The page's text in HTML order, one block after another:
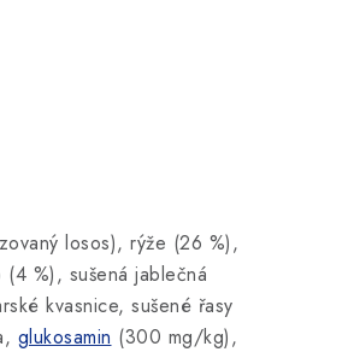
losos), rýže (26 %),
%), sušená jablečná
kvasnice, sušené řasy
glukosamin (300 mg/kg),